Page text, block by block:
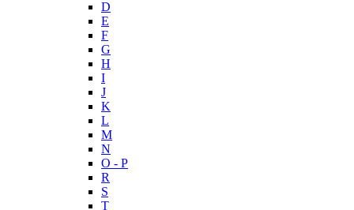
D
E
F
G
H
I
J
K
L
M
N
O - P
R
S
T